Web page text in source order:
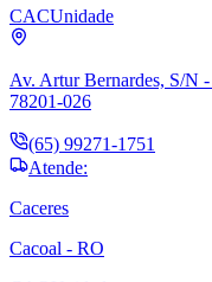
CACUnidade
Av. Artur Bernardes, S/N
78201-026
(65) 99271-1751
Atende:
Caceres
Cacoal - RO